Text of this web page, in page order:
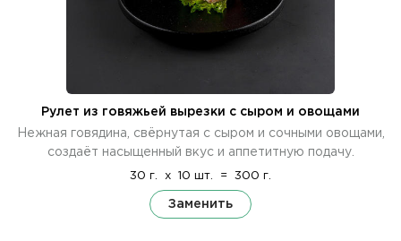
Рулет из говяжьей вырезки с сыром и овощами
Нежная говядина, свёрнутая с сыром и сочными овощами,
создаёт насыщенный вкус и аппетитную подачу.
30 г. x 10 шт. = 300 г.
Заменить